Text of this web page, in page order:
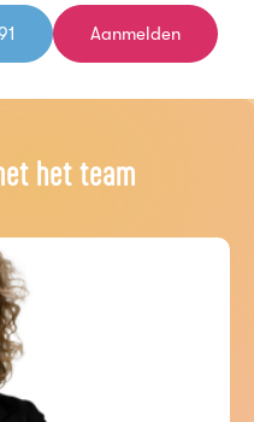
Aanmelden
het team